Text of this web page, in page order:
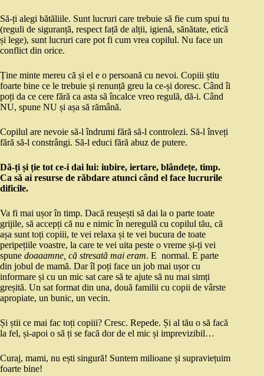
Să-ți alegi bătăliile. Sunt lucruri care trebuie să fie cum spui tu
(reguli de siguranță, respect față de alții, igienă, sănătate, etică
și lege), sunt lucruri care pot fi cum vrea copilul. Nu face un
conflict din orice.
Ține minte mereu că și el e o persoană cu nevoi. Copiii știu
foarte bine ce le trebuie și renunță greu la ce-și doresc. Când îi
poți da ce cere fără ca asta să încalce vreo regulă, dă-i. Când
NU, spune NU și așa să rămână.
Copilul are nevoie să-l îndrumi fără să-l controlezi. Să-l înveți
fără să-l constrângi. Să-l educi fără abuz de putere.
Dă-ți și ție tot ce-i dai lui: iubire, iertare, blândețe, timp.
Ca să ai resurse de răbdare atunci când el face lucrurile
dificile.
Va fi mai ușor în timp. Dacă reușești să dai la o parte toate
grijile, să accepți că nu e nimic în neregulă cu copilul tău, că
așa sunt toți copiii, te vei relaxa și te vei bucura de toate
peripețiile voastre, la care te vei uita peste o vreme și-ți vei
spune doaaamne, că stresată mai eram. E normal. E parte
din jobul de mamă. Dar îl poți face un job mai ușor cu
informare și cu un mic sat care să te ajute să nu mai simți
greșită. Un sat format din una, două familii cu copii de vârste
apropiate, un bunic, un vecin.
Și știi ce mai fac toți copiii? Cresc. Repede. Și al tău o să facă
la fel, și-apoi o să ți se facă dor de el mic și imprevizibil…
Curaj, mami, nu ești singură! Suntem milioane și supraviețuim
foarte bine!